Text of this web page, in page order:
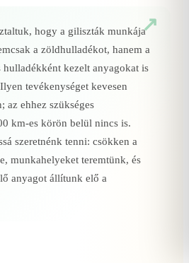
hogy a giliszták munkája
a zöldhulladékot, hanem a
hulladékként kezelt anyagokat is
tevékenységet kevesen
az ehhez szükséges
km‑es körön belül nincs is.
szeretnénk tenni: csökken a
munkahelyeket teremtünk, és
anyagot állítunk elő a